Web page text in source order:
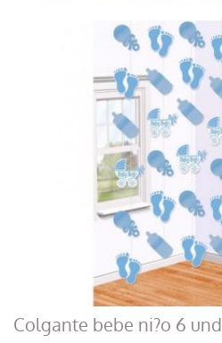
Colgante bebe ni?o 6 und